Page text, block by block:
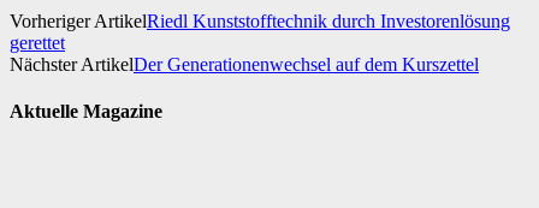
Vorheriger ArtikelRiedl Kunststofftechnik durch Investorenlösung
gerettet
Nächster ArtikelDer Generationenwechsel auf dem Kurszettel
Aktuelle Magazine